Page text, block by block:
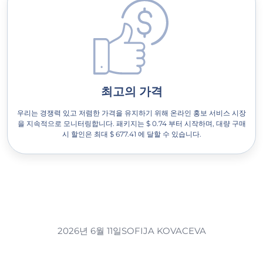
최고의 가격
우리는 경쟁력 있고 저렴한 가격을 유지하기 위해 온라인 홍보 서비스 시장
을 지속적으로 모니터링합니다. 패키지는 $ 0.74 부터 시작하며, 대량 구매
시 할인은 최대 $ 677.41 에 달할 수 있습니다.
2026년 6월 11일SOFIJA KOVACEVA